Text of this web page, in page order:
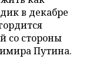
в декабре
со стороны
Путина.